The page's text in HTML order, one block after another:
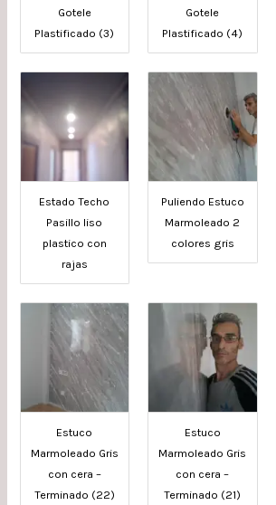
Gotele
Plastificado (3)
Gotele
Plastificado (4)
Estado Techo
Pasillo liso
plastico con
rajas
Puliendo Estuco
Marmoleado 2
colores gris
Estuco
Marmoleado Gris
con cera –
Terminado (22)
Estuco
Marmoleado Gris
con cera –
Terminado (21)